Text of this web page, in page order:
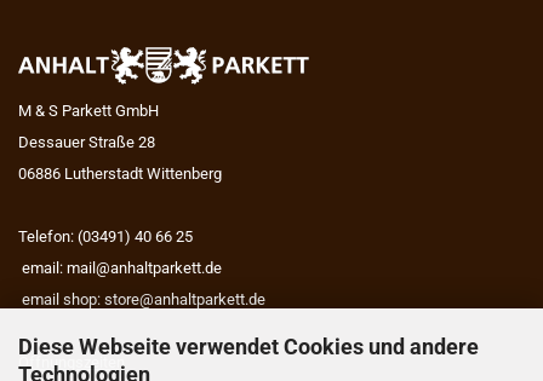
Diese Webseite verwendet Cookies und andere
Technologien
M & S Parkett GmbH
Dessauer Straße 28
06886 Lutherstadt Wittenberg
Telefon: (03491) 40 66 25
email: mail@anhaltparkett.de
email shop: store@anhaltparkett.de
Öffnungszeiten